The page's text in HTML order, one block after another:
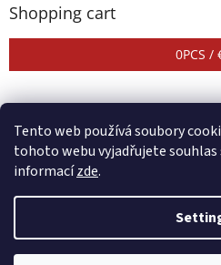
Tento web používá soubory
tohoto webu vyjadřujete souhlas
informacízde.
Shopping cart
0PCS /
Copyright 2026CENTER SHOP.